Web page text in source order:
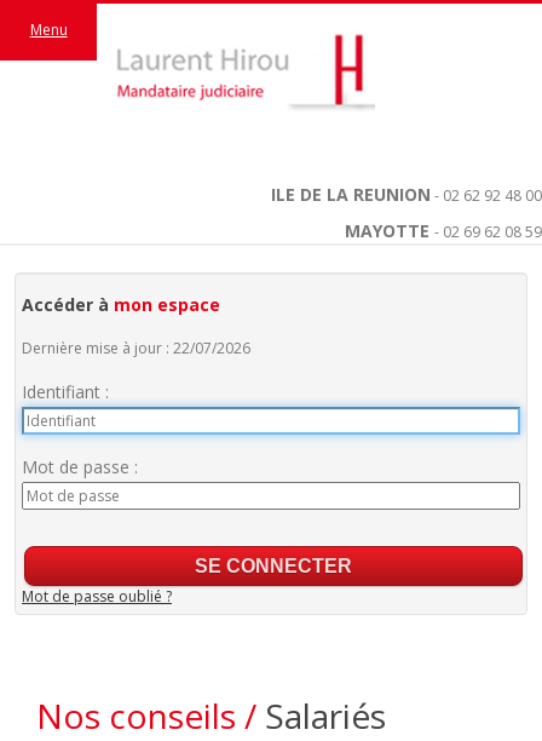
ILE DE LA REUNION - 02 62 92 48 00
MAYOTTE - 02 69 62 08 59
Menu
Accéder à mon espace
Dernière mise à jour : 22/07/2026
Identifiant :
Mot de passe :
Mot de passe oublié ?
Nos conseils / Salariés